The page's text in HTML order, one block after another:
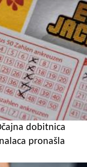
dobitnica
pronašla